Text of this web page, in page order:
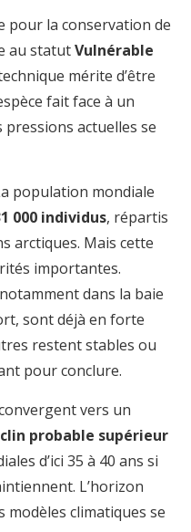
pour la conservation de
au statutVulnérable
mérite d’être
fait face à un
pressions actuelles se
population mondiale
000 individus, répartis
arctiques. Mais cette
importantes.
dans la baie
sont déjà en forte
restent stables ou
pour conclure.
vers un
probable supérieur
d’ici 35 à 40 ans si
L’horizon
climatiques se